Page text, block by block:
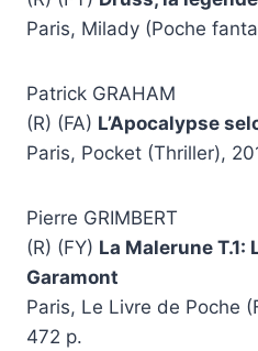
Paris, Milady (Poche
Patrick GRAHAM
(R) (FA) L’Apocalypse
Paris, Pocket (Thriller),
Pierre GRIMBERT
(R) (FY) La Malerune T.1:
Garamont
Paris, Le Livre de Poche
472 p.